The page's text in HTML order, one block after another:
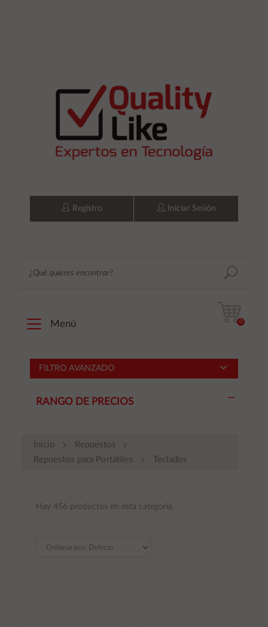
Registro Iniciar Sesión
Menú 0
FILTRO AVANZADO
RANGO DE PRECIOS
Inicio
Repuestos
Repuestos para Portátiles
Teclados
Hay 456 productos en esta categoría